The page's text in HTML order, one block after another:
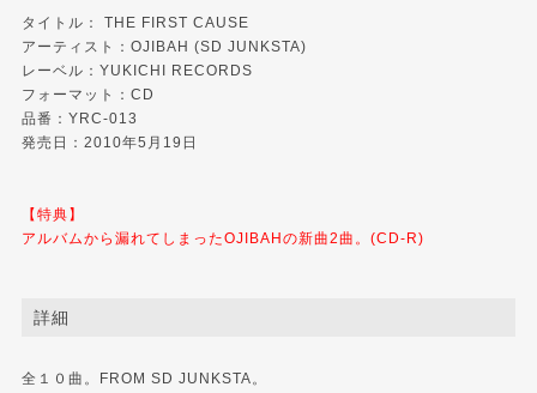
タイトル： THE FIRST CAUSE
アーティスト：OJIBAH (SD JUNKSTA)
レーベル： YUKICHI RECORDS
フォーマット：CD
品番：YRC-013
発売日：2010年5月19日
【特典】
アルバムから漏れてしまったOJIBAHの新曲2曲。(CD-R)
詳細
全１０曲。FROM SD JUNKSTA。